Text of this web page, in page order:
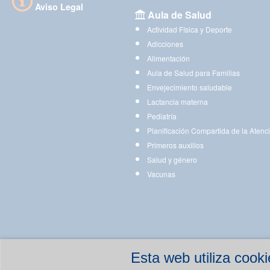
Esta web utiliza
Aviso Legal
Aula de Salud
Actividad Física y Deporte
Adicciones
Alimentación
Aula de Salud para Familias
Envejecimiento saludable
Lactancia materna
Pediatría
Planificación Compartida de la
Primeros auxilios
Salud y género
Vacunas